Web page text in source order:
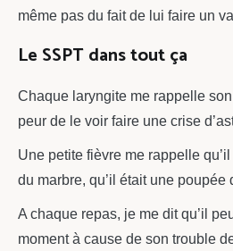
même pas du fait de lui faire un
Le SSPT dans tout ça
Chaque laryngite me rappelle
peur de le voir faire une crise
Une petite fièvre me rappelle
du marbre, qu’il était une poupée
A chaque repas, je me dit qu’il
moment à cause de son trouble